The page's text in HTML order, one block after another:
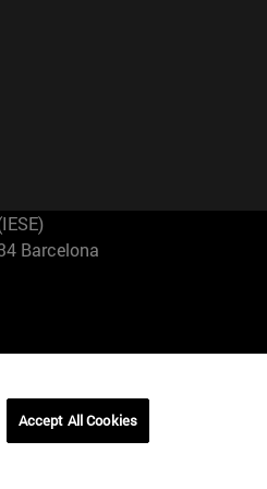
Barcelona
Brasil
Accept All Cookies